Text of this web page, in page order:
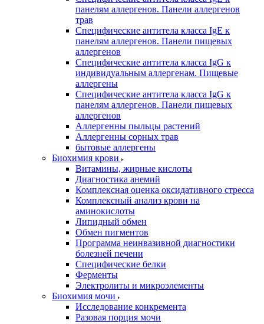
панелям аллергенов. Панели аллергенов
трав
Специфические антитела класса IgE к
панелям аллергенов. Панели пищевых
аллергенов
Специфические антитела класса IgG к
индивидуальным аллергенам. Пищевые
аллергены
Специфические антитела класса IgG к
панелям аллергенов. Панели пищевых
аллергенов
Аллергенны пыльцы растений
Аллергенны сорных трав
бытовые аллергены
Биохимия крови
Витамины, жирные кислоты
Диагностика анемий
Комплексная оценка оксидативного стресса
Комплексный анализ крови на
аминокислоты
Липидный обмен
Обмен пигментов
Программа неинвазивной диагностики
болезней печени
Специфические белки
Ферменты
Электролиты и микроэлементы
Биохимия мочи
Исследование конкремента
Разовая порция мочи